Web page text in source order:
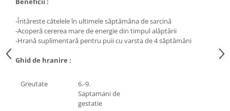
Suplimente vitamino minerale
reptile
Accesorii diverse terarii
Iazuri
-Întăreste cătelele în ultimele săptămâna de sarcină
-Acoperă cererea mare de energie din timpul alăptării
-Hrană suplimentară pentru puii cu varsta de 4 săptămâni
Ghid de hranire :
Greutate
6.-9.
Saptamani de
gestatie